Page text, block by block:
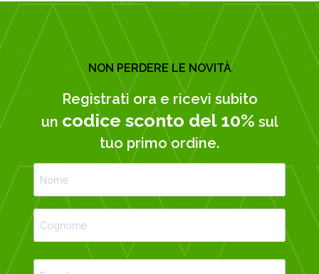
NON PERDERE LE NOVITÀ
Registrati ora e ricevi subito
un codice sconto del 10% sul
tuo primo ordine.